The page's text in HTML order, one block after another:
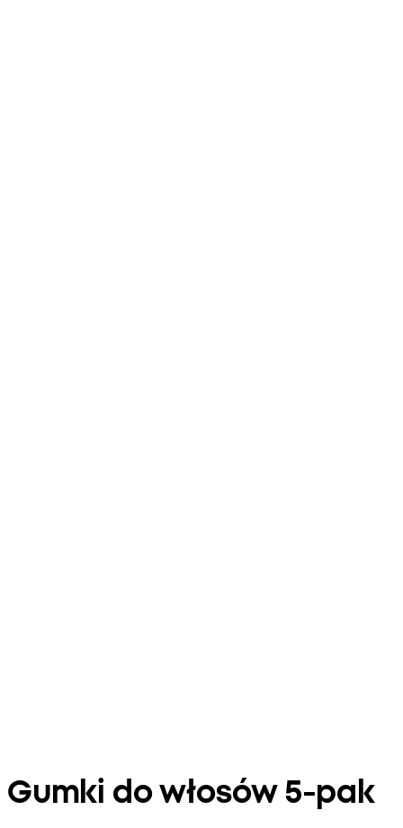
Gumki do włosów 5-pak